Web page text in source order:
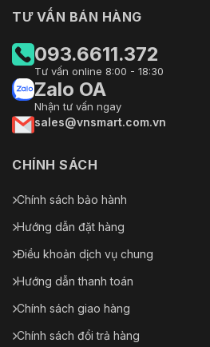
làm việc
-40 °C đến +60 °C
Độ ẩm
làm việc
10% đến 90%
Chất liệu
Kích
Phân loại
IP67 (có lớp chống
đập
IK10 (bảo vệ
Chứng
nhận
TƯ VẤN BÁN HÀNG
093.6611.372
Tư vấn online 8:00 - 18:30
Zalo OA
Nhận tư vấn ngay
sales@vnsmart.com.vn
CHÍNH SÁCH
Chính sách bảo hành
Hướng dẫn đặt hàng
Điều khoản dịch vụ chung
Hướng dẫn thanh toán
Chính sách giao hàng
Chính sách đổi trả hàng